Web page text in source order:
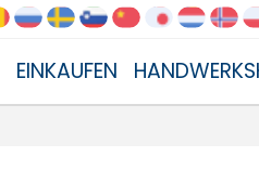
EINKAUFEN